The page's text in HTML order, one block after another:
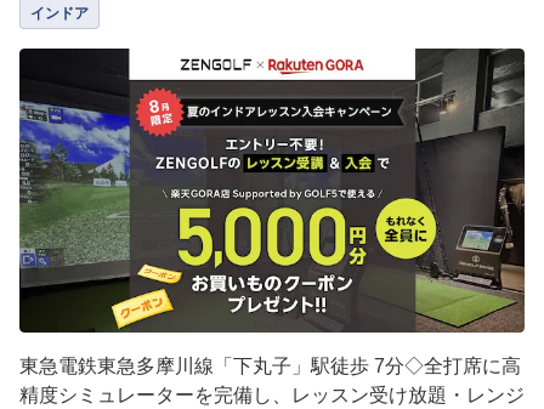
インドア
東急電鉄東急多摩川線「下丸子」駅徒歩 7分◇全打席に高
精度シミュレーターを完備し、レッスン受け放題・レンジ